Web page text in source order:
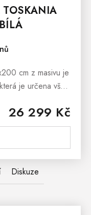
TOSKANIA
26 299 Kč
cm z masivu je
je určena všem
Diskuze